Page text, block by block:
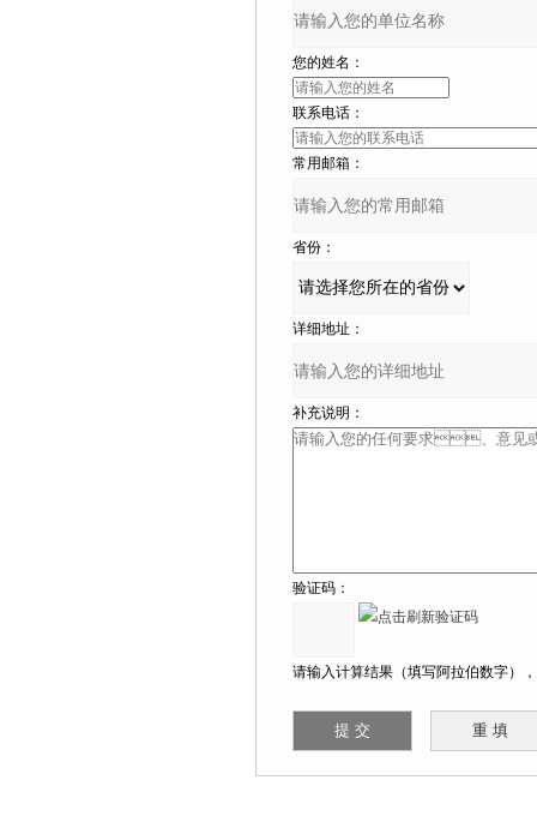
您的姓名：
联系电话：
常用邮箱：
省份：
详细地址：
补充说明：
验证码：
请输入计算结果（填写阿拉伯数字），